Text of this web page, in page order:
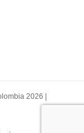
2026 |